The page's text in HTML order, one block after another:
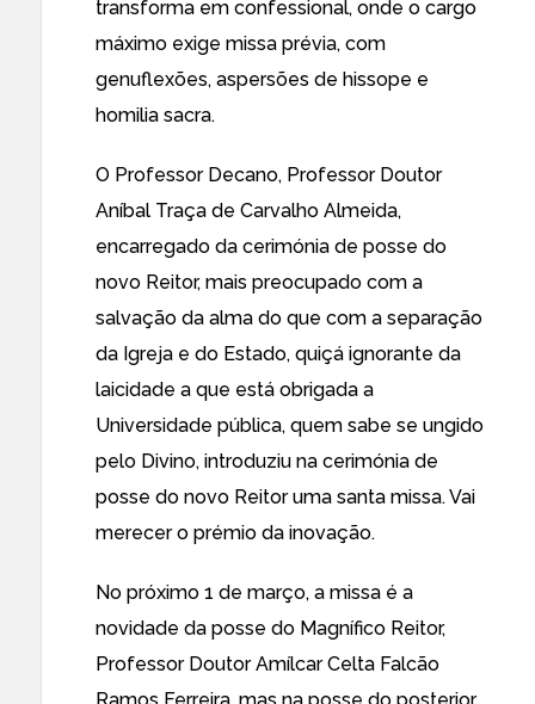
transforma em confessional, onde o cargo
máximo exige missa prévia, com
genuflexões, aspersões de hissope e
homilia sacra.
O Professor Decano, Professor Doutor
Aníbal Traça de Carvalho Almeida,
encarregado da cerimónia de posse do
novo Reitor, mais preocupado com a
salvação da alma do que com a separação
da Igreja e do Estado, quiçá ignorante da
laicidade a que está obrigada a
Universidade pública, quem sabe se ungido
pelo Divino, introduziu na cerimónia de
posse do novo Reitor uma santa missa. Vai
merecer o prémio da inovação.
No próximo 1 de março, a missa é a
novidade da posse do Magnífico Reitor,
Professor Doutor Amílcar Celta Falcão